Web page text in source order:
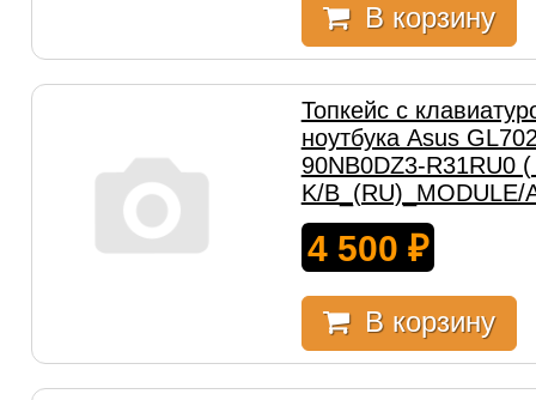
В корзину
Топкейс с
ноутбука Asus
90NB0DZ3-R31RU0
K/B_(RU)_MODULE/
4 500 ₽
В корзину